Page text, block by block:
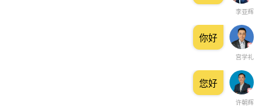
李亚辉
宫学礼
你好
许朝辉
您好